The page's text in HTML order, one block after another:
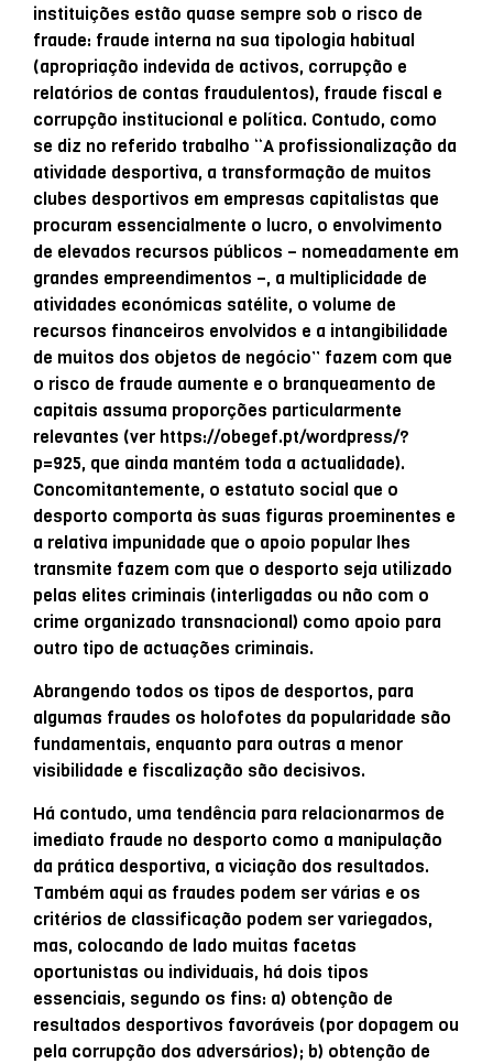
instituições estão quase sempre sob o risco de
fraude: fraude interna na sua tipologia habitual
(apropriação indevida de activos, corrupção e
relatórios de contas fraudulentos), fraude fiscal e
corrupção institucional e política. Contudo, como
se diz no referido trabalho “A profissionalização da
atividade desportiva, a transformação de muitos
clubes desportivos em empresas capitalistas que
procuram essencialmente o lucro, o envolvimento
de elevados recursos públicos – nomeadamente em
grandes empreendimentos –, a multiplicidade de
atividades económicas satélite, o volume de
recursos financeiros envolvidos e a intangibilidade
de muitos dos objetos de negócio” fazem com que
o risco de fraude aumente e o branqueamento de
capitais assuma proporções particularmente
relevantes (ver https://obegef.pt/wordpress/?
p=925, que ainda mantém toda a actualidade).
Concomitantemente, o estatuto social que o
desporto comporta às suas figuras proeminentes e
a relativa impunidade que o apoio popular lhes
transmite fazem com que o desporto seja utilizado
pelas elites criminais (interligadas ou não com o
crime organizado transnacional) como apoio para
outro tipo de actuações criminais.
Abrangendo todos os tipos de desportos, para
algumas fraudes os holofotes da popularidade são
fundamentais, enquanto para outras a menor
visibilidade e fiscalização são decisivos.
Há contudo, uma tendência para relacionarmos de
imediato fraude no desporto como a manipulação
da prática desportiva, a viciação dos resultados.
Também aqui as fraudes podem ser várias e os
critérios de classificação podem ser variegados,
mas, colocando de lado muitas facetas
oportunistas ou individuais, há dois tipos
essenciais, segundo os fins: a) obtenção de
resultados desportivos favoráveis (por dopagem ou
pela corrupção dos adversários); b) obtenção de